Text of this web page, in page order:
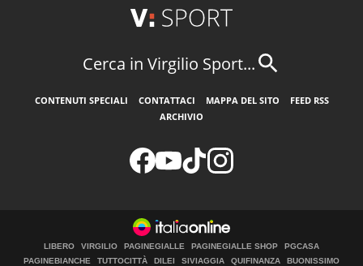
Cerca in Virgilio Sport...
CONTENUTI SPECIALI CONTATTACI MAPPA DEL SITO
FEED RSS
ARCHIVIO
LIBERO VIRGILIO PAGINEGIALLE PAGINEGIALLE SHOP
PGCASA
PAGINEBIANCHE
TUTTOCITTÀ DILEI SIVIAGGIA QUIFINANZA BUONISSIMO